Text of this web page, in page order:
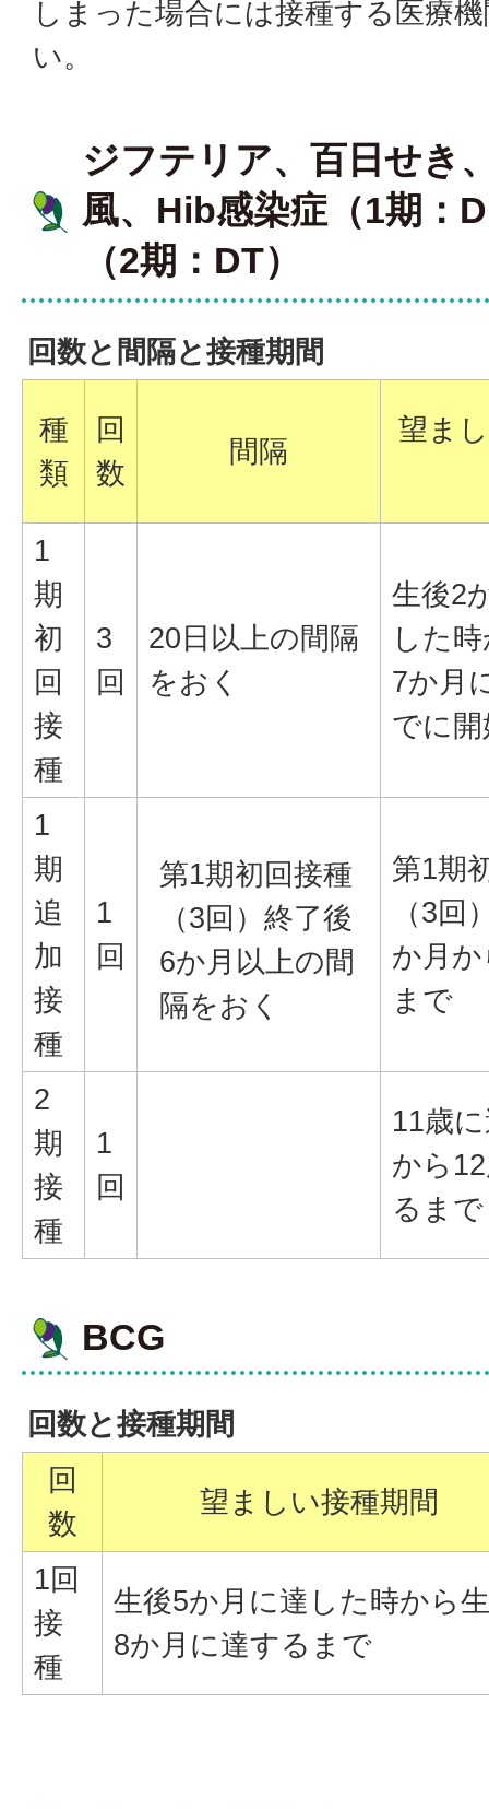
しまった場合には接種する医療
い。
ジフテリア、百日せき
風、Hib感染症（1期：
（2期：DT）
回数と間隔と接種期間
種
類
回
数
間隔
望ま
1
期
初
回
接
種
3
回
20日以上の間隔
をおく
生後2
した
7か月
でに開
1
期
追
加
接
種
1
回
第1期初回接種
（3回）終了後
6か月以上の間
隔をおく
第1期
（3回
か月
まで
2
期
接
種
1
回
11歳
から
るまで
BCG
回数と接種期間
回
数
望ましい接種期間
1回
接
種
生後5か月に達した時から
8か月に達するまで